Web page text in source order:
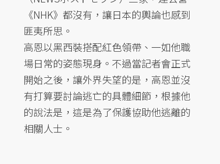
《NHK》都沒有，讓日本的輿論也感到
匪夷所思。
高恩以黑西裝搭配紅色領帶、一如他職
場日常的姿態現身。不過當記者會正式
開始之後，讓外界失望的是，高恩並沒
有打算要討論逃亡的具體細節，根據他
的說法是，這是為了保護協助他逃離的
相關人士。